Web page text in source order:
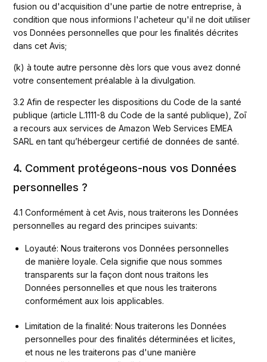
fusion ou d'acquisition d'une partie de notre entreprise, à
condition que nous informions l'acheteur qu'il ne doit utiliser
vos Données personnelles que pour les finalités décrites
dans cet Avis;
(k) à toute autre personne dès lors que vous avez donné
votre consentement préalable à la divulgation.
3.2 Afin de respecter les dispositions du Code de la santé
publique (article L.1111-8 du Code de la santé publique), Zoī
a recours aux services de Amazon Web Services EMEA
SARL en tant qu’hébergeur certifié de données de santé.
4. Comment protégeons-nous vos Données
personnelles ?
4.1 Conformément à cet Avis, nous traiterons les Données
personnelles au regard des principes suivants:
Loyauté: Nous traiterons vos Données personnelles
de manière loyale. Cela signifie que nous sommes
transparents sur la façon dont nous traitons les
Données personnelles et que nous les traiterons
conformément aux lois applicables.
Limitation de la finalité: Nous traiterons les Données
personnelles pour des finalités déterminées et licites,
et nous ne les traiterons pas d'une manière